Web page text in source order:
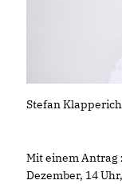
Stefan
Mit einem Antrag
Dezember, 14